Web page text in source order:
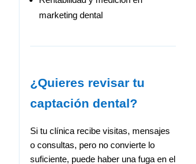
marketing dental
¿Quieres revisar tu
captación dental?
Si tu clínica recibe visitas, mensajes
o consultas, pero no convierte lo
suficiente, puede haber una fuga en el